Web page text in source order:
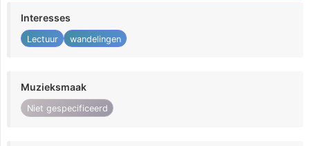
Interesses
Lectuur wandelingen
Muzieksmaak
Niet gespecificeerd